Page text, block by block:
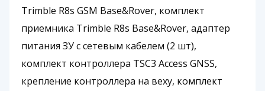
Trimble R8s GSM Base&Rover, комплект
приемника Trimble R8s Base&Rover, адаптер
питания ЗУ с сетевым кабелем (2 шт),
комплект контроллера TSC3 Access GNSS,
крепление контроллера на веху, комплект